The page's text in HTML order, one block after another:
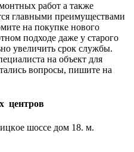
работ а также
главными преимуществами
на покупке нового
подходе даже у старого
увеличить срок службы.
на объект для
вопросы, пишите на
центров
шоссе дом 18. м.